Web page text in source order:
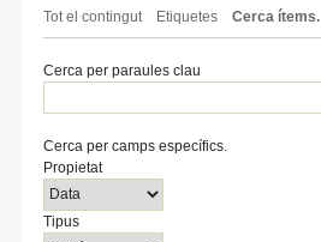
Tot el contingut Etiquetes Cerca ítems.
Cerca per paraules clau
Number
of
rows
in
Cerca per camps específics.
Search
Property
Tipus
de
cerca
Termes
de
cerca
Search
Joiner
Propietat
Tipus